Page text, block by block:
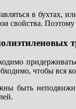
в бухтах,
свойства.
чтобы вся
быть